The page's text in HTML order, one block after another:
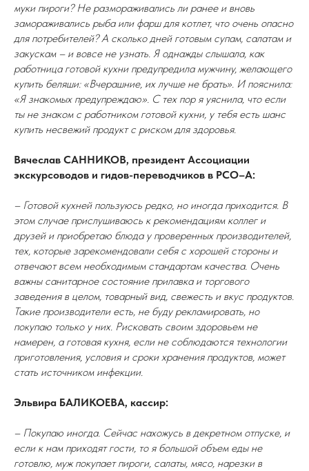
муки пироги? Не размораживались ли ранее и вновь
замораживались рыба или фарш для котлет, что очень опасно
для потребителей? А сколько дней готовым супам, салатам и
закускам – и вовсе не узнать. Я однажды слышала, как
работница готовой кухни предупредила мужчину, желающего
купить беляши: «Вчерашние, их лучше не брать». И пояснила:
«Я знакомых предупреждаю». С тех пор я уяснила, что если
ты не знаком с работником готовой кухни, у тебя есть шанс
купить несвежий продукт с риском для здоровья.
Вячеслав САННИКОВ, президент Ассоциации
экскурсоводов и гидов-переводчиков в РСО–А:
– Готовой кухней пользуюсь редко, но иногда приходится. В
этом случае прислушиваюсь к рекомендациям коллег и
друзей и приобретаю блюда у проверенных производителей,
тех, которые зарекомендовали себя с хорошей стороны и
отвечают всем необходимым стандартам качества. Очень
важны санитарное состояние прилавка и торгового
заведения в целом, товарный вид, свежесть и вкус продуктов.
Такие производители есть, не буду рекламировать, но
покупаю только у них. Рисковать своим здоровьем не
намерен, а готовая кухня, если не соблюдаются технологии
приготовления, условия и сроки хранения продуктов, может
стать источником инфекции.
Эльвира БАЛИКОЕВА, кассир:
– Покупаю иногда. Сейчас нахожусь в декретном отпуске, и
если к нам приходят гости, то я большой объем еды не
готовлю, муж покупает пироги, салаты, мясо, нарезки в